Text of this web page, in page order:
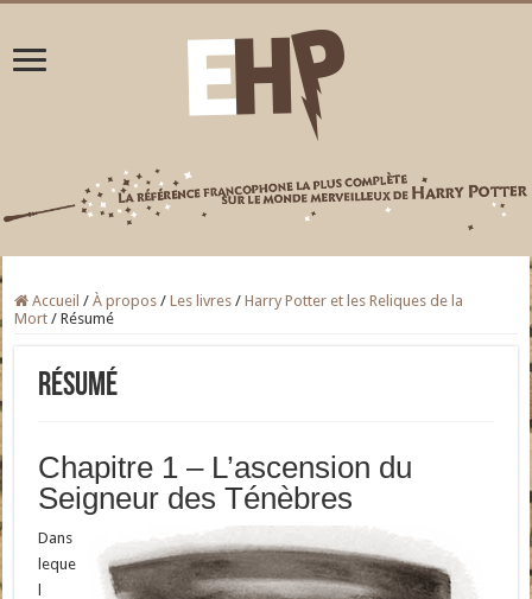
Accueil / À propos / Les livres / Harry Potter et les Reliques de la
Mort / Résumé
Résumé
Chapitre 1 – L’ascension du
Seigneur des Ténèbres
Dans
leque